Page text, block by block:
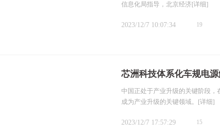
信息化局指导，北京经济[详细]
2023/12/7 10:07:34 19
芯洲科技体系化车规电
中国正处于产业升级的关键阶段
成为产业升级的关键领域。 [详细]
2023/12/7 17:57:29 15